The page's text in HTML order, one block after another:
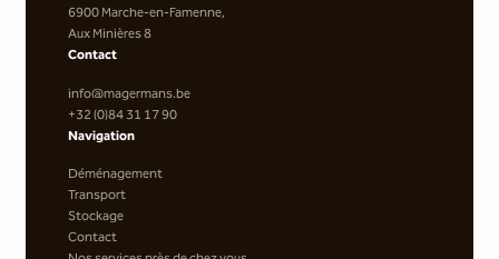
6900 Marche-en-Famenne,
Aux Minières 8
Contact
info@magermans.be
+32 (0)84 31 17 90
Navigation
Déménagement
Transport
Stockage
Contact